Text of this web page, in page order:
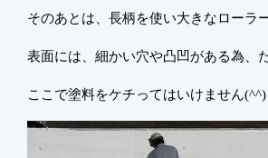
そのあとは、長柄を使い大きなローラ
表面には、細かい穴や凸凹がある為、
ここで塗料をケチってはいけません(^^)